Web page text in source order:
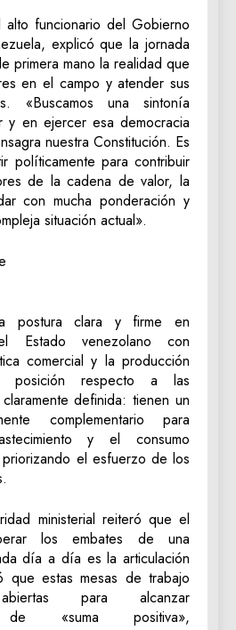
funcionario del Gobierno
explicó que la jornada
primera mano la realidad que
en el campo y atender sus
«Buscamos una sintonía
y en ejercer esa democracia
nuestra Constitución. Es
políticamente para contribuir
de la cadena de valor, la
con mucha ponderación y
situación actual».
postura clara y firme en
Estado venezolano con
comercial y la producción
posición respecto a las
definida: tienen un
complementario para
y el consumo
el esfuerzo de los
ministerial reiteró que el
los embates de una
día a día es la articulación
que estas mesas de trabajo
abiertas para alcanzar
de «suma positiva»,